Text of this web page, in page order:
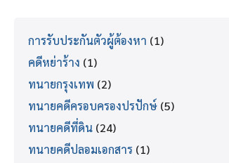
การรับประกันตัวผู้ต้องหา (1)
คดีหย่าร้าง (1)
ทนายกรุงเทพ (2)
ทนายคดีครอบครองปรปักษ์ (5)
ทนายคดีที่ดิน (24)
ทนายคดีปลอมเอกสาร (1)